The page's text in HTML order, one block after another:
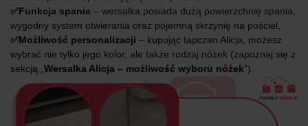
✅Funkcja spania – wersalka posiada dużą powierzchnię spania,
wygodny system otwierania oraz pojemną skrzynię na pościel.
✅Możliwość personalizacji – kupując tapczan Alicja, możesz
wybrać nie tylko jego kolor, ale także rodzaj nóżek (zapoznaj się z
sekcją „Wersalka Alicja – możliwość wyboru nóżek”).